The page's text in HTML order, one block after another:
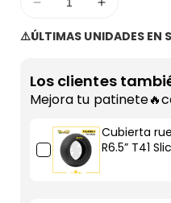
Disminuir
cantidad
para
rueda
neumática
PMT
110/55
R6.5”
T41
Slick
Aumentar
para
rueda
neumática
110/55
R6.5”
⚠️ÚLTIMAS UNIDADES EN
Los clientes
Mejora tu
Cubierta
R6.5” T41
extremo